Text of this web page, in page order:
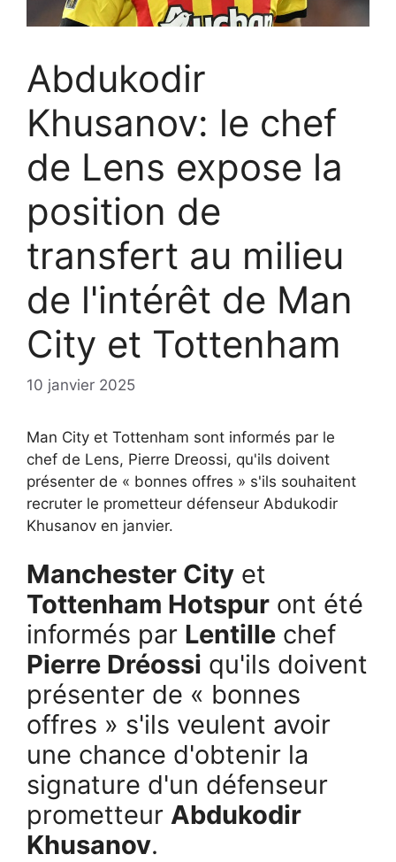
Abdukodir
Khusanov: le chef
de Lens expose la
position de
transfert au milieu
de l'intérêt de Man
City et Tottenham
10 janvier 2025
Man City et Tottenham sont informés par le
chef de Lens, Pierre Dreossi, qu'ils doivent
présenter de « bonnes offres » s'ils souhaitent
recruter le prometteur défenseur Abdukodir
Khusanov en janvier.
Manchester City et
Tottenham Hotspur ont été
informés par Lentille chef
Pierre Dréossi qu'ils doivent
présenter de « bonnes
offres » s'ils veulent avoir
une chance d'obtenir la
signature d'un défenseur
prometteur Abdukodir
Khusanov.